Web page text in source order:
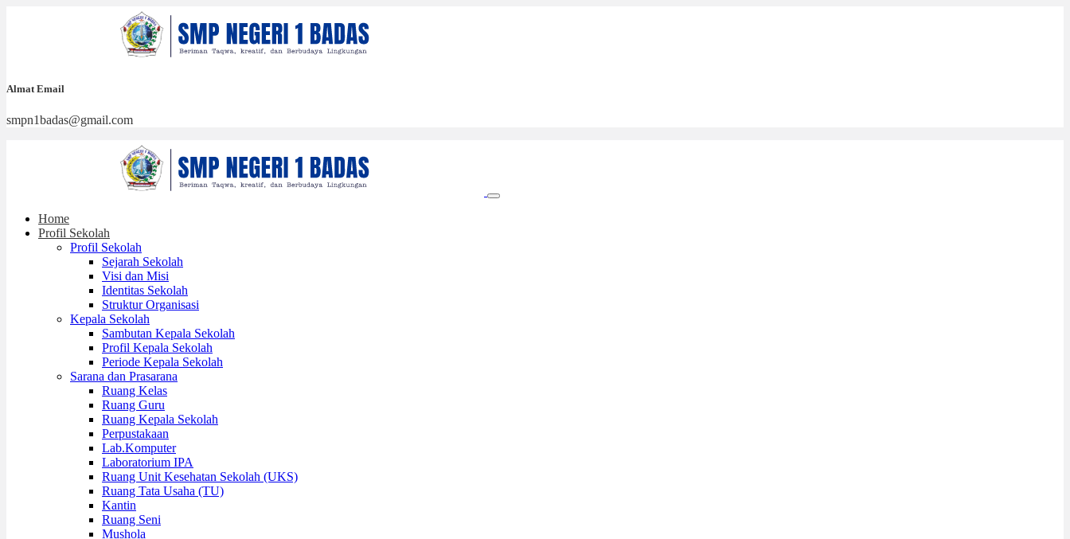
Almat Email
smpn1badas@gmail.com
Home
Profil Sekolah
Profil Sekolah
Sejarah Sekolah
Visi dan Misi
Identitas Sekolah
Struktur Organisasi
Kepala Sekolah
Sambutan Kepala Sekolah
Profil Kepala Sekolah
Periode Kepala Sekolah
Sarana dan Prasarana
Ruang Kelas
Ruang Guru
Ruang Kepala Sekolah
Perpustakaan
Lab.Komputer
Laboratorium IPA
Ruang Unit Kesehatan Sekolah (UKS)
Ruang Tata Usaha (TU)
Kantin
Ruang Seni
Mushola